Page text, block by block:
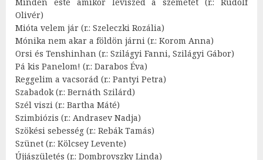
Olivér)
Mióta velem jár (r.: Szeleczki Rozália)
Mónika nem akar a földön járni (r.: Korom Anna)
Orsi és Tenshinhan (r.: Szilágyi Fanni, Szilágyi Gábor)
Pá kis Panelom! (r.: Darabos Éva)
Reggelim a vacsorád (r.: Pantyi Petra)
Szabadok (r.: Bernáth Szilárd)
Szél viszi (r.: Bartha Máté)
Szimbiózis (r.: Andrasev Nadja)
Szökési sebesség (r.: Rebák Tamás)
Szünet (r.: Kölcsey Levente)
Újjászületés (r.: Dombrovszky Linda)